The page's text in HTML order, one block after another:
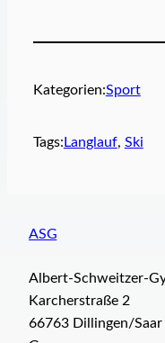
Kategorien:Sport
Tags: Langlauf, Ski
ASG
Albert-Schweitzer-
Karcherstraße 2
66763 Dillingen/Saar